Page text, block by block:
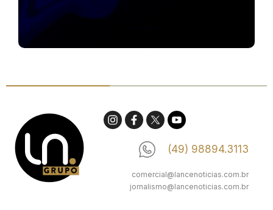
(49) 98894.3113
comercial@lancenoticias.com.br
jornalismo@lancenoticias.com.br